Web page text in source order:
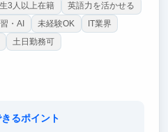
3人以上在籍
英語力を活かせる
・AI 未経験OK
IT業界
土日勤務可
るポイント